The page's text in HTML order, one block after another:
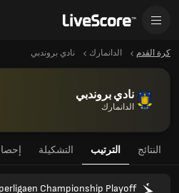
كرة القدم الدانمارك نادي بروندبي
نادي بروندبي
الدانمارك
النتائج الترتيب التشكيلة
Championship Playoff